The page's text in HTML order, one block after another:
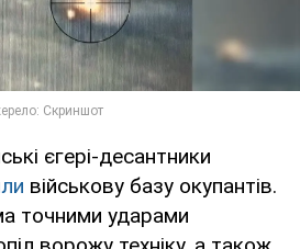
єгері-десантники
військову базу окупантів.
точними ударами